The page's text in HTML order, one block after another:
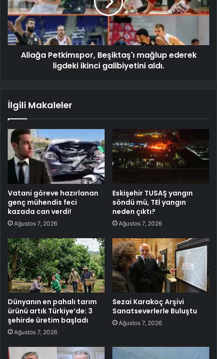
Aliağa Petkimspor, Beşiktaş'ı mağlup ederek
ligdeki ikinci galibiyetini aldı.
İlgili Makaleler
Vatani göreve hazırlanan
genç mühendis feci
kazada can verdi!
Ağustos 7, 2026
Eskişehir TUSAŞ yangın
söndü mü, TEİ yangın
neden çıktı?
Ağustos 7, 2026
Dünyanın en pahalı tarım
ürünü artık Türkiye’de: 3
şehirde üretim başladı
Ağustos 7, 2026
Sezai Karakoç Arşivi
Sanatseverlerle Buluştu
Ağustos 7, 2026